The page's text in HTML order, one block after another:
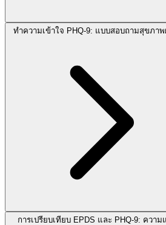
ทำความเข้าใจ PHQ-9: แบบสอบถามสุขภาพ
การเปรียบเทียบ EPDS และ PHQ-9: คว